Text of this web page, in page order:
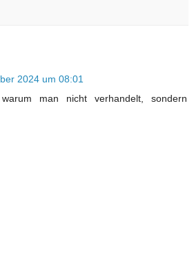
2024 um 08:01
man nicht verhandelt, sondern